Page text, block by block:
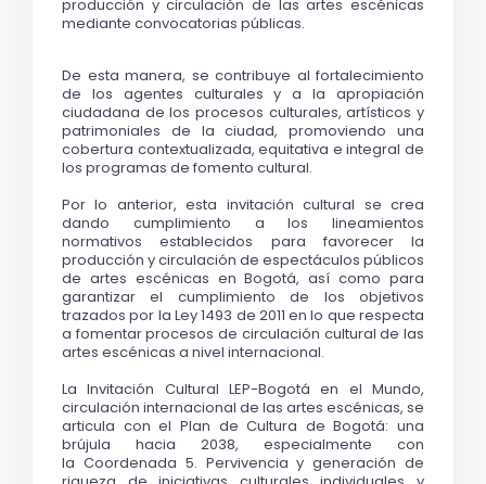
producción y circulación de las artes escénicas
mediante convocatorias públicas.
De esta manera, se contribuye al fortalecimiento
de los agentes culturales y a la apropiación
ciudadana de los procesos culturales, artísticos y
patrimoniales de la ciudad, promoviendo una
cobertura contextualizada, equitativa e integral de
los programas de fomento cultural.
Por lo anterior, esta invitación cultural se crea
dando cumplimiento a los lineamientos
normativos establecidos para favorecer la
producción y circulación de espectáculos públicos
de artes escénicas en Bogotá, así como para
garantizar el cumplimiento de los objetivos
trazados por la Ley 1493 de 2011 en lo que respecta
a fomentar procesos de circulación cultural de las
artes escénicas a nivel internacional.
La Invitación Cultural LEP-Bogotá en el Mundo,
circulación internacional de las artes escénicas, se
articula con el Plan de Cultura de Bogotá: una
brújula hacia 2038, especialmente con
la Coordenada 5. Pervivencia y generación de